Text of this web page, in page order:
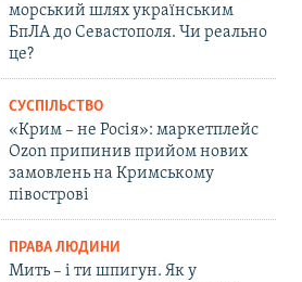
морський шлях українським
БпЛА до Севастополя. Чи реально
це?
СУСПІЛЬСТВО
«Крим – не Росія»: маркетплейс
Ozon припинив прийом нових
замовлень на Кримському
півострові
ПРАВА ЛЮДИНИ
Мить – і ти шпигун. Як у